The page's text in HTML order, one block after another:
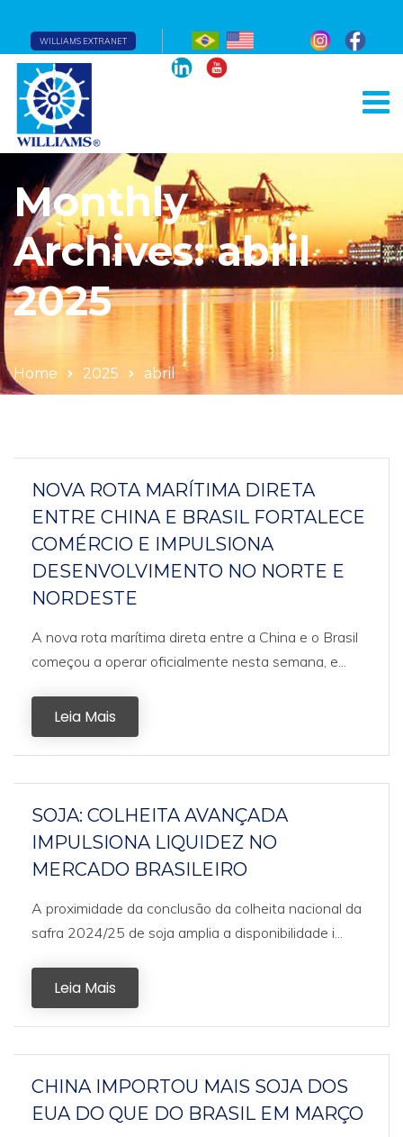
WILLIAMS EXTRANET
Monthly
Archives: abril
2025
Home 2025 abril
NOVA ROTA MARÍTIMA DIRETA
ENTRE CHINA E BRASIL FORTALECE
COMÉRCIO E IMPULSIONA
DESENVOLVIMENTO NO NORTE E
NORDESTE
A nova rota marítima direta entre a China e o Brasil
começou a operar oficialmente nesta semana, e...
Leia Mais
SOJA: COLHEITA AVANÇADA
IMPULSIONA LIQUIDEZ NO
MERCADO BRASILEIRO
A proximidade da conclusão da colheita nacional da
safra 2024/25 de soja amplia a disponibilidade i...
Leia Mais
CHINA IMPORTOU MAIS SOJA DOS
EUA DO QUE DO BRASIL EM MARÇO